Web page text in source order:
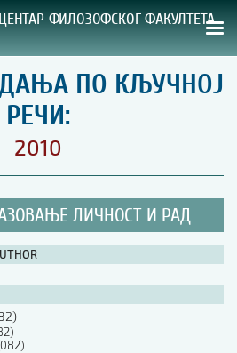
ФИЛОЗОФСКОГ ФАКУЛТЕТА
НАША ИЗДАЊА
ПРЕГЛЕД
УПУТСТВА
делатности
ПО КЉУЧНОЈ
РЕЧИ:
2010
ЛИЧНОСТ И РАД